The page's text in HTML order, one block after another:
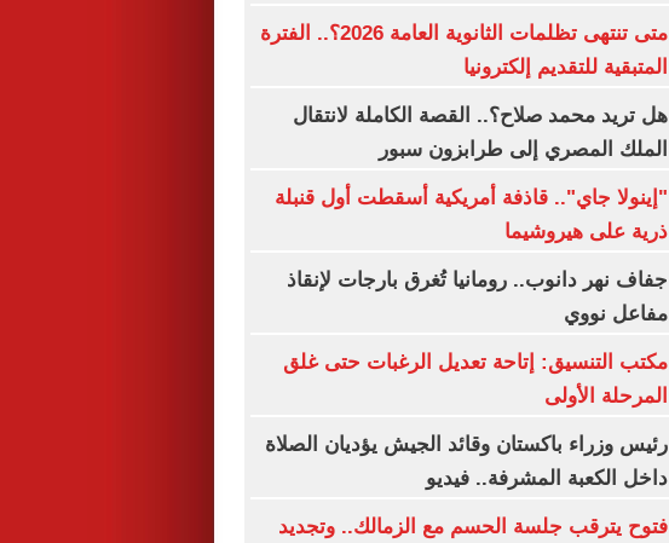
متى تنتهى تظلمات الثانوية العامة 2026؟.. الفترة
المتبقية للتقديم إلكترونيا
هل تريد محمد صلاح؟.. القصة الكاملة لانتقال
الملك المصري إلى طرابزون سبور
"إينولا جاي".. قاذفة أمريكية أسقطت أول قنبلة
ذرية على هيروشيما
جفاف نهر دانوب.. رومانيا تُغرق بارجات لإنقاذ
مفاعل نووي
مكتب التنسيق: إتاحة تعديل الرغبات حتى غلق
المرحلة الأولى
رئيس وزراء باكستان وقائد الجيش يؤديان الصلاة
داخل الكعبة المشرفة.. فيديو
فتوح يترقب جلسة الحسم مع الزمالك.. وتجديد